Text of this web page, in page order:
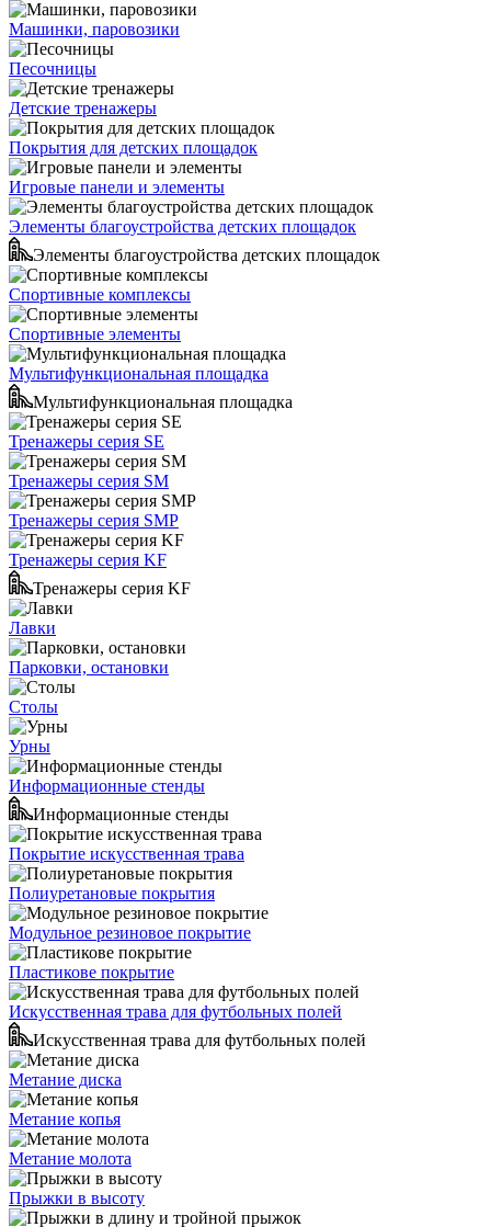
Машинки, паровозики
Песочницы
Детские тренажеры
Покрытия для детских площадок
Игровые панели и элементы
Элементы благоустройства детских площадок
Элементы благоустройства детских площадок
Спортивные комплексы
Спортивные элементы
Мультифункциональная площадка
Мультифункциональная площадка
Тренажеры серия SE
Тренажеры серия SM
Тренажеры серия SMP
Тренажеры серия KF
Тренажеры серия KF
Лавки
Парковки, остановки
Столы
Урны
Информационные стенды
Информационные стенды
Покрытие искусственная трава
Полиуретановые покрытия
Модульное резиновое покрытие
Пластикове покрытие
Искусственная трава для футбольных полей
Искусственная трава для футбольных полей
Метание диска
Метание копья
Метание молота
Прыжки в высоту